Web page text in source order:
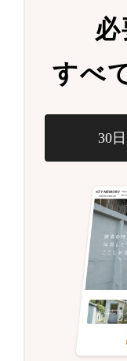
すべ
30